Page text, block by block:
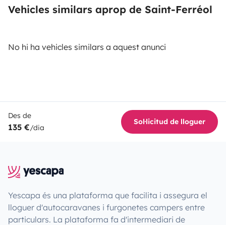
Vehicles similars aprop de Saint-Ferréol
No hi ha vehicles similars a aquest anunci
Des de
135 €/dia
Sol·licitud de lloguer
Yescapa és una plataforma que facilita i assegura el
lloguer d'autocaravanes i furgonetes campers entre
particulars. La plataforma fa d'intermediari de